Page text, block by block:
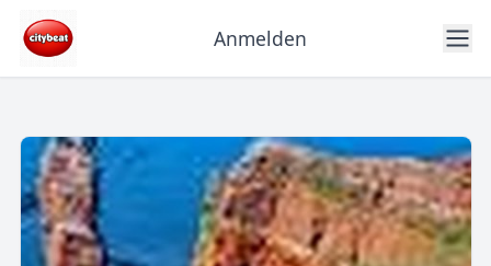
Anmelden